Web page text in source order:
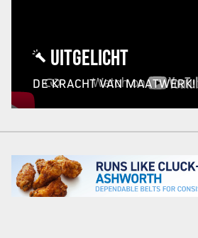
UITGELICHT
DE KRACHT VAN MAATWERK!